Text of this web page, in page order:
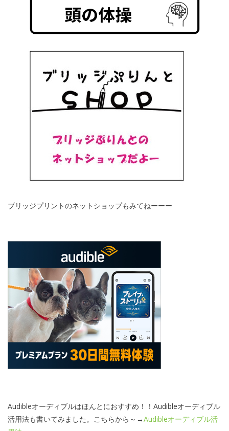
ブリッジプリントのネットショップもみてねーーー
Audibleオーディブルはほんとにおすすめ！！Audibleオーディブル
活用法も書いてみました。こちらから～→Audibleオーディブル活